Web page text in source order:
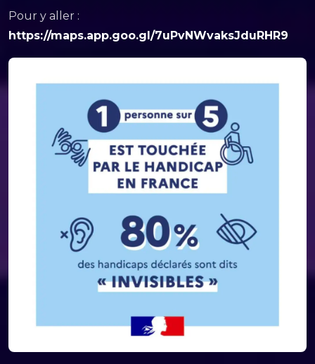
Pour y aller :
https://maps.app.goo.gl/7uPvNWvaksJduRHR9